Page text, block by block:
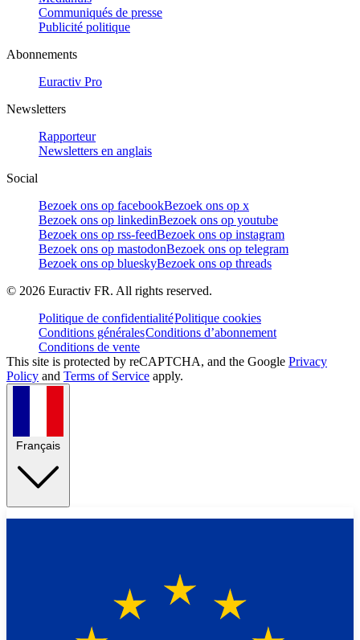
Communiqués de presse
Publicité politique
Abonnements
Euractiv Pro
Newsletters
Rapporteur
Newsletters en anglais
Social
Bezoek ons op facebookBezoek ons op x
Bezoek ons op linkedinBezoek ons op youtube
Bezoek ons op rss-feedBezoek ons op instagram
Bezoek ons op mastodonBezoek ons op telegram
Bezoek ons op blueskyBezoek ons op threads
© 2026 Euractiv FR. All rights reserved.
Politique de confidentialitéPolitique cookies
Conditions généralesConditions d’abonnement
Conditions de vente
This site is protected by reCAPTCHA, and the Google Privacy
Policy and Terms of Service apply.
Français